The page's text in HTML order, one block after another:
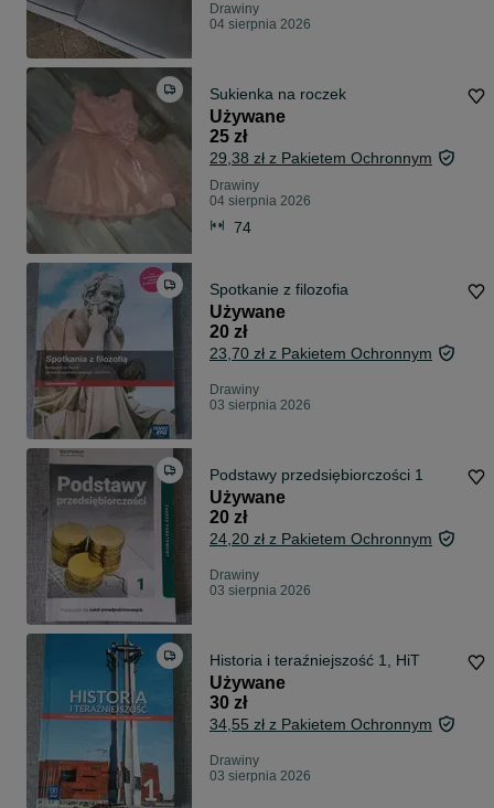
Drawiny
04 sierpnia 2026
Sukienka na roczek
Używane
25 zł
29,38 zł z Pakietem Ochronnym
Drawiny
04 sierpnia 2026
74
Spotkanie z filozofia
Używane
20 zł
23,70 zł z Pakietem Ochronnym
Drawiny
03 sierpnia 2026
Podstawy przedsiębiorczości 1
Używane
20 zł
24,20 zł z Pakietem Ochronnym
Drawiny
03 sierpnia 2026
Historia i teraźniejszość 1, HiT
Używane
30 zł
34,55 zł z Pakietem Ochronnym
Drawiny
03 sierpnia 2026